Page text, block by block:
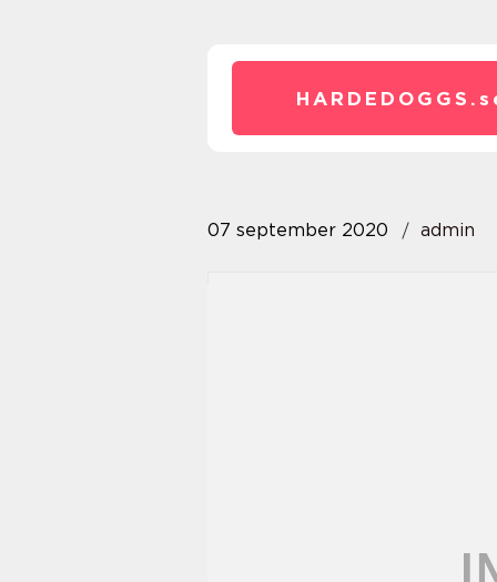
HARDEDOGGS.
07 september 2020 admin